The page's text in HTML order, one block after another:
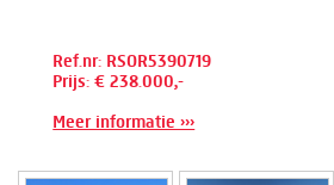
Ref.nr: RSOR5390719
Prijs: € 238.000,-
Meer informatie ›››